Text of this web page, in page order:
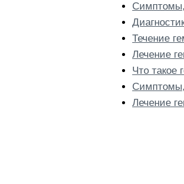
Симптомы,
Течение
Лечение
Что такое
Лечение